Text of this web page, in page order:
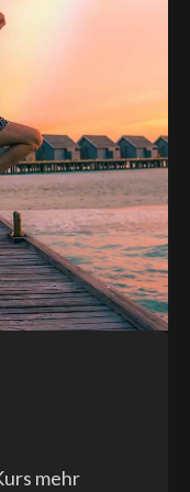
mehr